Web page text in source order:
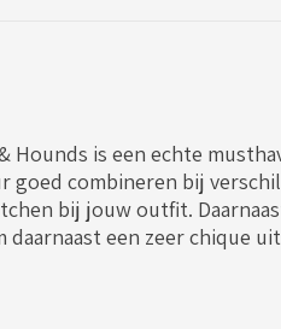
Hounds is een echte
combineren bij
bij jouw outfit.
een zeer chique